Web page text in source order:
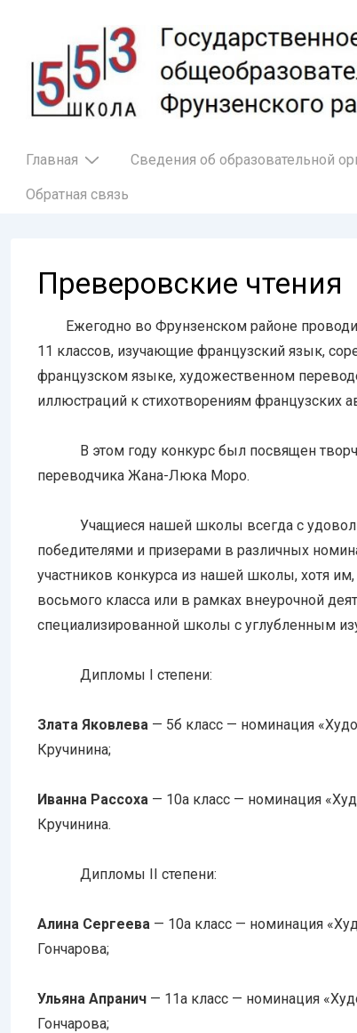
основному
содержимому
Основная
Главная Сведения об образовательной
Обратная связь
Преверовские чтения
Ежегодно во Фрунзенском районе
11 классов, изучающие французский язык,
французском языке, художественном
иллюстраций к стихотворениям французских
В этом году конкурс был посвящен
переводчика Жана-Люка Моро.
Учащиеся нашей школы всегда с
победителями и призерами в различных
участников конкурса из нашей школы, хотя
восьмого класса или в рамках внеурочной
специализированной школы с углубленным
Дипломы I степени:
Злата Яковлева — 5б класс — номинация
Кручинина;
Иванна Рассоха — 10а класс — номинация
Кручинина.
Дипломы II степени:
Алина Сергеева — 10а класс — номинация
Гончарова;
Ульяна Апранич — 11а класс — номинация
Гончарова;